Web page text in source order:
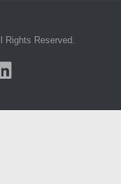
Reserved.